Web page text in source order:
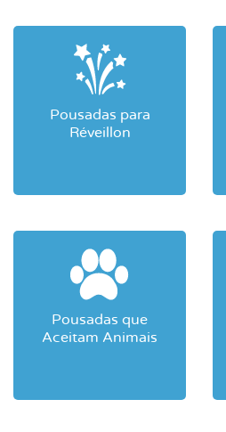
Pousadas para
Réveillon
Pousadas que
Aceitam Animais